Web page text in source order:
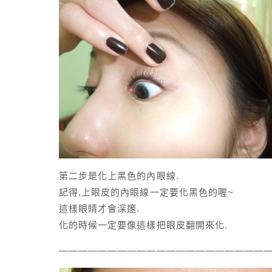
第二步是化上黑色的內眼線.
記得,上眼皮的內眼線一定要化黑色的喔~
這樣眼睛才會深邃.
化的時候一定要像這樣把眼皮翻開來化.